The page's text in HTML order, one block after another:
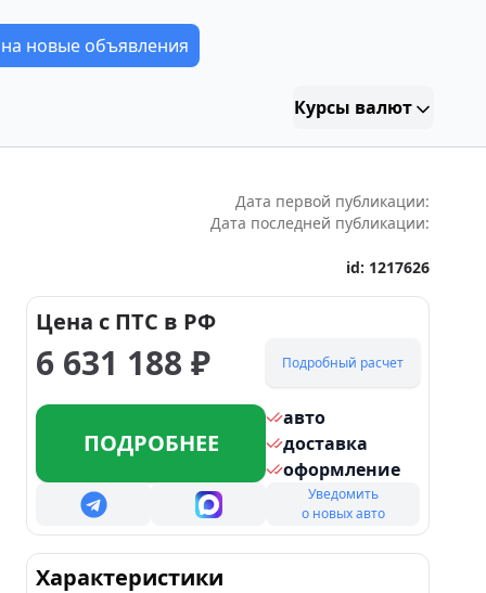
новые объявления
Курсы валют
Дата первой публикации:
Дата последней публикации:
id: 1217626
Цена с ПТС в РФ
6 631 188 ₽ Подробный расчет
ПОДРОБНЕЕ
авто
доставка
оформление
Уведомить
о новых авто
Характеристики